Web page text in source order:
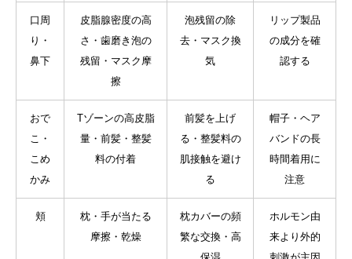
口周
り・
鼻下
皮脂腺密度の高
さ・歯磨き泡の
残留・マスク摩
擦
泡残留の除
去・マスク換
気
リップ製品
の成分を確
認する
おで
こ・
こめ
かみ
Tゾーンの高皮脂
量・前髪・整髪
料の付着
前髪を上げ
る・整髪料の
肌接触を避け
る
帽子・ヘア
バンドの長
時間着用に
注意
頬
枕・手が当たる
摩擦・乾燥
枕カバーの頻
繁な交換・高
ホルモン由
来より外的